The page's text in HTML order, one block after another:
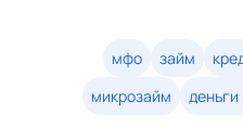
Займы онлайн
Денежные кредиты
мфо займ
микрозайм
деньги